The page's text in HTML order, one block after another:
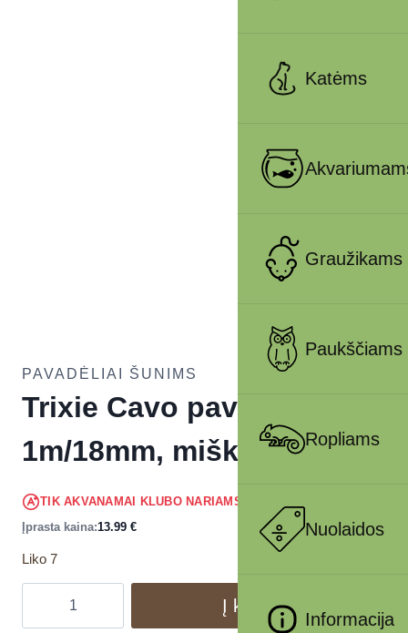
Katėms
Graužikams
Paukščiams
Ropliams
Nuolaidos
Informacija
PAVADĖLIAI ŠUNIMS
Trixie Cavo pavadys, L-XL
1m/18mm, miško/obuolių
TIK AKVANAMAI KLUBO NARIAMS 13.29€
Įprasta kaina:13.99 €
Liko 7
Į krepšelį